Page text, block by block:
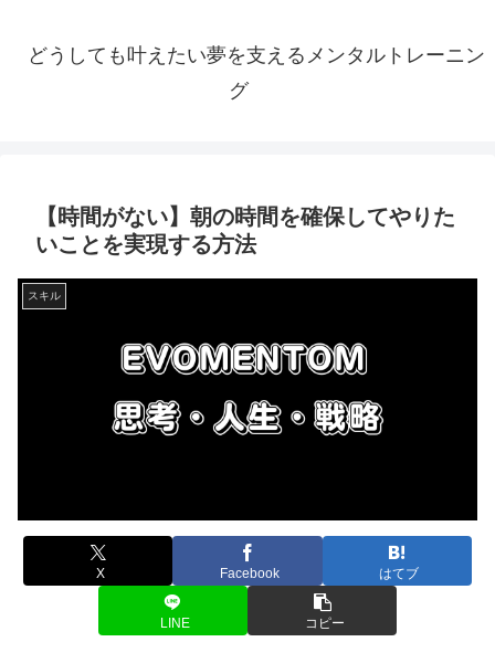
どうしても叶えたい夢を支えるメンタルトレーニン
グ
【時間がない】朝の時間を確保してやりた
いことを実現する方法
スキル
X Facebook はてブ
LINE コピー